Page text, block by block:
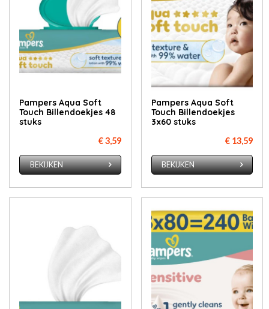
Pampers Aqua Soft
Touch Billendoekjes 48
stuks
€ 3,59
BEKIJKEN
Pampers Aqua Soft
Touch Billendoekjes
3x60 stuks
€ 13,59
BEKIJKEN